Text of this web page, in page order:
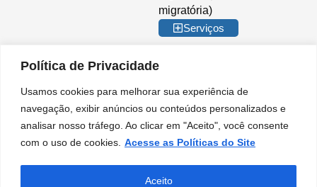
Política de Privacidade
Usamos cookies para melhorar sua experiência de
navegação, exibir anúncios ou conteúdos personalizados e
analisar nosso tráfego. Ao clicar em "Aceito", você consente
com o uso de cookies. Acesse as Políticas do Site
Aceito
migratória)
Serviços
35.842.274/0001-02. IMIGRAR BRASIL® é marca registrada no INPI. A
Imigrar Brasil é uma empresa privada de consultoria e assessoria
migratória. Não somos órgão do Governo Brasileiro e não mantemos
Nossos serviços são prestados de forma independente, no âmbito do setor
privado, para orientação e apoio em procedimentos migratórios.